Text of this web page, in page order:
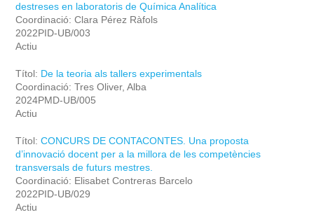
destreses en laboratoris de Química Analítica
Coordinació: Clara Pérez Ràfols
2022PID-UB/003
Actiu
Títol: De la teoria als tallers experimentals
Coordinació: Tres Oliver, Alba
2024PMD-UB/005
Actiu
Títol: CONCURS DE CONTACONTES. Una proposta
d’innovació docent per a la millora de les competències
transversals de futurs mestres.
Coordinació: Elisabet Contreras Barcelo
2022PID-UB/029
Actiu